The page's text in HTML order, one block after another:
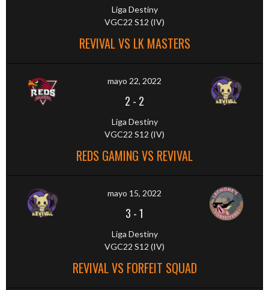
Liga Destiny
VGC22 S12 (IV)
REVIVAL VS LK MASTERS
mayo 22, 2022
2 - 2
Liga Destiny
VGC22 S12 (IV)
REDS GAMING VS REVIVAL
mayo 15, 2022
3 -1
Liga Destiny
VGC22 S12 (IV)
REVIVAL VS FORFEIT SQUAD